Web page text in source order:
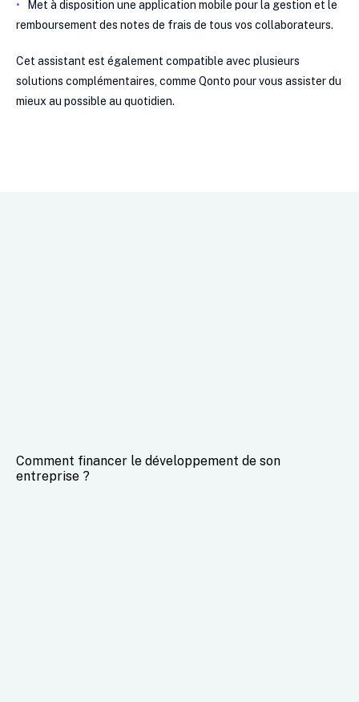
Met à disposition une application mobile pour la gestion et le
remboursement des notes de frais de tous vos collaborateurs.
Cet assistant est également compatible avec plusieurs
solutions complémentaires, comme Qonto pour vous assister du
mieux au possible au quotidien.
Comment financer le développement de son
entreprise ?